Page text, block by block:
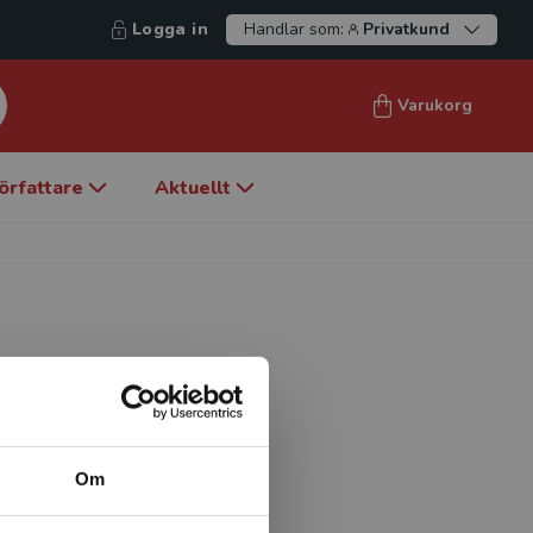
Om
Logga in Handlar som: Privatkund
Varukorg
Aktuellt
docent i nordiska språk